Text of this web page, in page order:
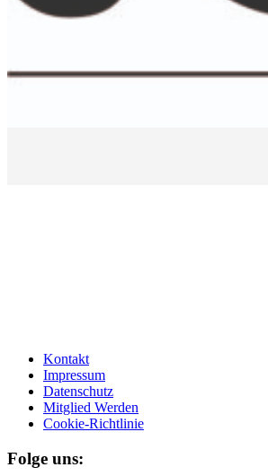
Kontakt
Impressum
Datenschutz
Mitglied Werden
Cookie-Richtlinie
Folge uns: